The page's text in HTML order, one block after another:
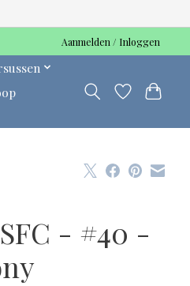
Aanmelden / Inloggen
- #40 -